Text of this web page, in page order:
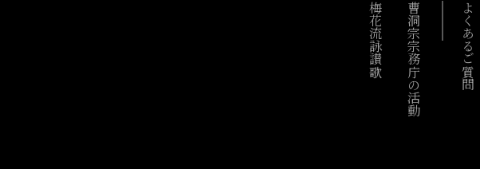
梅花流詠讃歌 曹洞宗宗務庁の活動 よくあるご質問